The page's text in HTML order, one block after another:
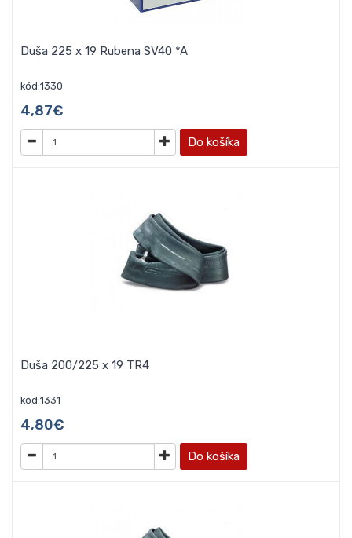
Duša 225 x 19 Rubena SV40 *A
kód:1330
4,87€
Do košíka
Duša 200/225 x 19 TR4
kód:1331
4,80€
Do košíka